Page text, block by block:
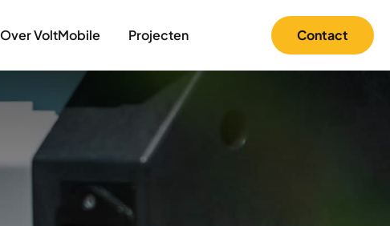
Over VoltMobile
Nieuws
Contact
Projecten Contact